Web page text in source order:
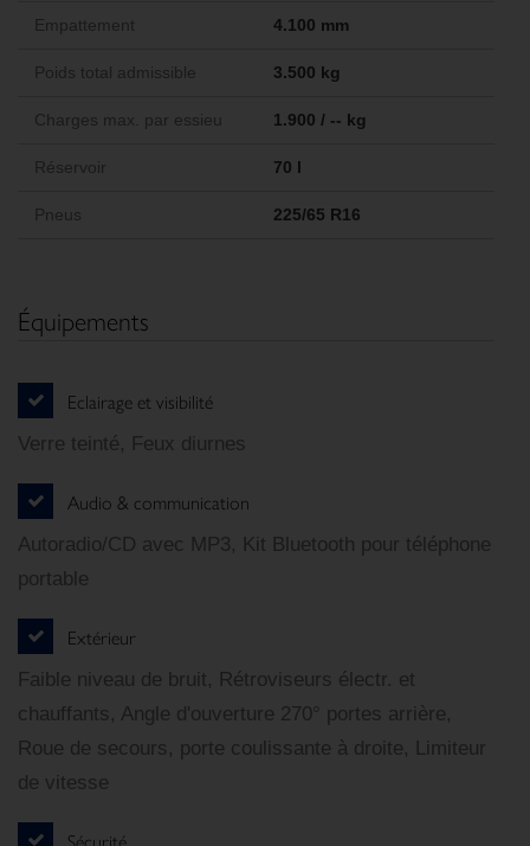
Empattement 4.100 mm
Poids total admissible 3.500 kg
Charges max. par essieu 1.900 / -- kg
Réservoir 70 l
Pneus 225/65 R16
Équipements
Eclairage et visibilité
Verre teinté, Feux diurnes
Audio & communication
Autoradio/CD avec MP3, Kit Bluetooth pour téléphone
portable
Extérieur
Faible niveau de bruit, Rétroviseurs électr. et
chauffants, Angle d'ouverture 270° portes arrière,
Roue de secours, porte coulissante à droite, Limiteur
de vitesse